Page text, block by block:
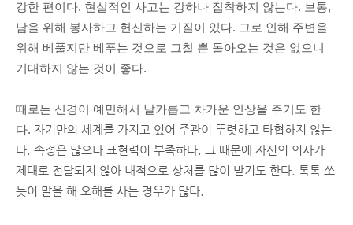
강한 편이다. 현실적인 사고는 강하나 집착하지 않는다. 보통,
남을 위해 봉사하고 헌신하는 기질이 있다. 그로 인해 주변을
위해 베풀지만 베푸는 것으로 그칠 뿐 돌아오는 것은 없으니
기대하지 않는 것이 좋다.
때로는 신경이 예민해서 날카롭고 차가운 인상을 주기도 한
다. 자기만의 세계를 가지고 있어 주관이 뚜렷하고 타협하지 않는
다. 속정은 많으나 표현력이 부족하다. 그 때문에 자신의 의사가
제대로 전달되지 않아 내적으로 상처를 많이 받기도 한다. 톡톡 쏘
듯이 말을 해 오해를 사는 경우가 많다.